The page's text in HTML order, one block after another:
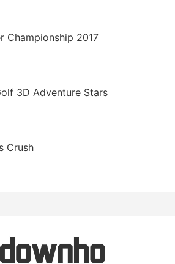
Championship 2017
3D Adventure Stars
Crush